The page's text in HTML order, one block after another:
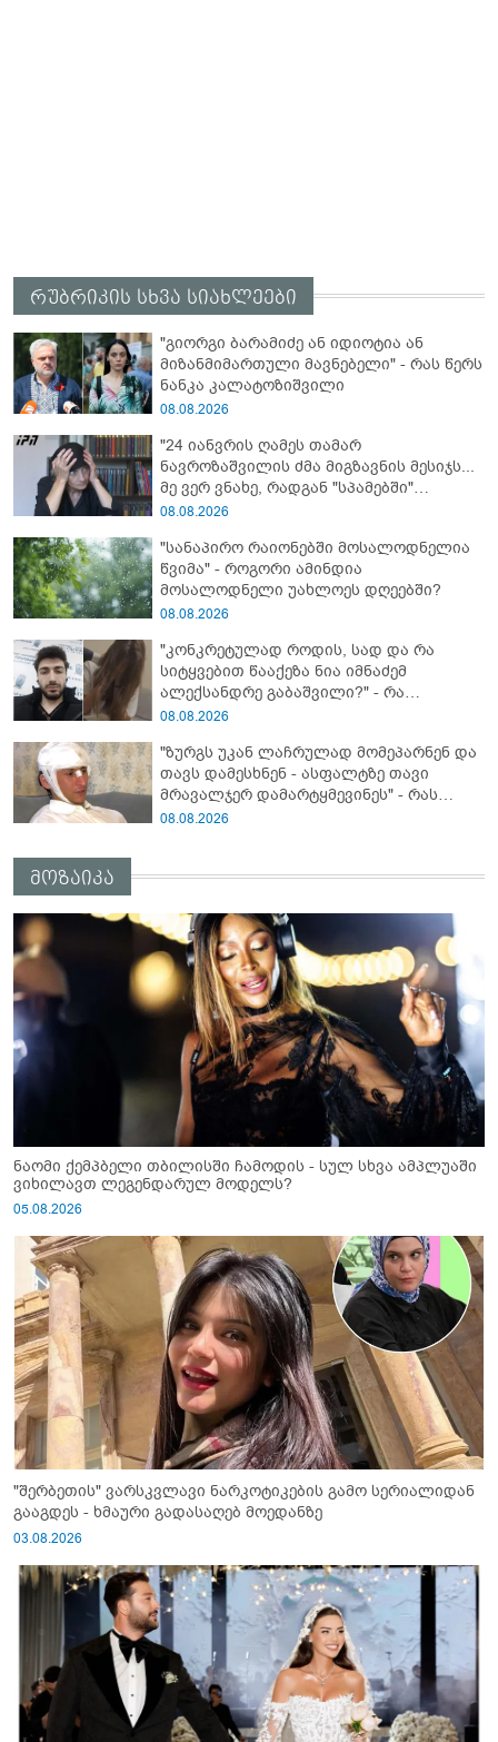
რუბრიკის სხვა სიახლეები
"გიორგი ბარამიძე ან იდიოტია ან
მიზანმიმართული მავნებელი" - რას წერს
ნანკა კალატოზიშვილი
08.08.2026
"24 იანვრის ღამეს თამარ
ნავროზაშვილის ძმა მიგზავნის მესიჯს...
მე ვერ ვნახე, რადგან "სპამებში"
ჩავარდა": რა მისწერა ნია იმნაძის ბიძამ
"სქრინს" აქვეყნებს
08.08.2026
"სანაპირო რაიონებში მოსალოდნელია
წვიმა" - როგორი ამინდია
მოსალოდნელი უახლოეს დღეებში?
08.08.2026
"კონკრეტულად როდის, სად და რა
სიტყვებით წააქეზა ნია იმნაძემ
ალექსანდრე გაბაშვილი?" - რა
მიმართვას ავრცელებს ნია იმნაძის
08.08.2026
"ზურგს უკან ლაჩრულად მომეპარნენ და
თავს დამესხნენ - ასფალტზე თავი
მრავალჯერ დამარტყმევინეს" - რას
ჰყვება კურიერი, რომელსაც
08.08.2026
მოზაიკა
ნაომი ქემპბელი თბილისში ჩამოდის - სულ სხვა ამპლუაში
ვიხილავთ ლეგენდარულ მოდელს?
05.08.2026
"შერბეთის" ვარსკვლავი ნარკოტიკების გამო სერიალიდან
გააგდეს - ხმაური გადასაღებ მოედანზე
03.08.2026